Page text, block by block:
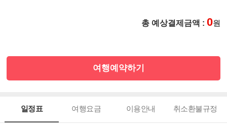
총 예상결제금액 : 0원
여행예약하기
일정표 여행요금 이용안내 취소환불규정